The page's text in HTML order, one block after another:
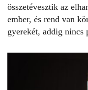
összetévesztik az
ember, és rend van
gyerekét, addig nincs